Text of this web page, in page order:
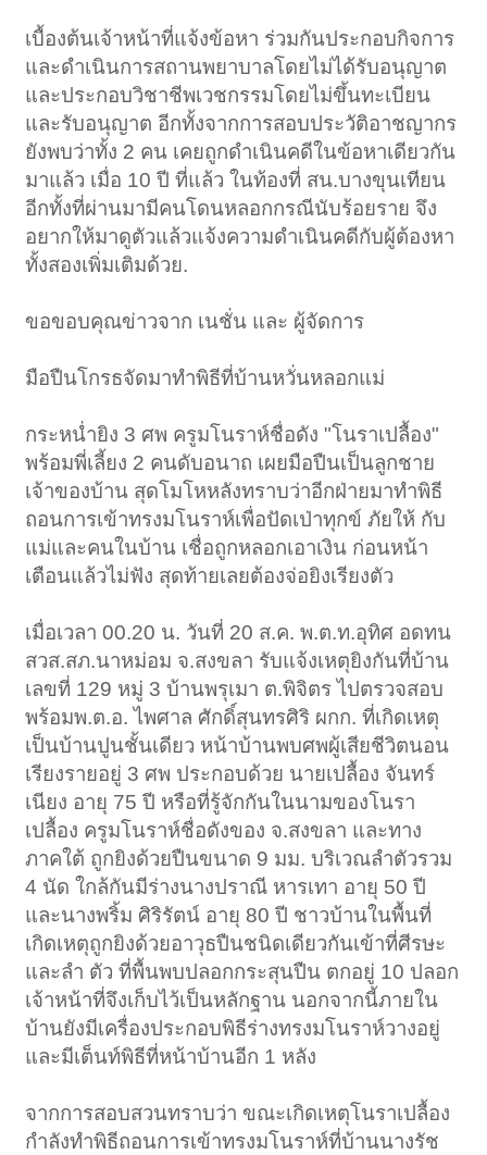
เบื้องต้นเจ้าหน้าที่แจ้งข้อหา ร่วมกันประกอบกิจการ
และดำเนินการสถานพยาบาลโดยไม่ได้รับอนุญาต
และประกอบวิชาชีพเวชกรรมโดยไม่ขึ้นทะเบียน
และรับอนุญาต อีกทั้งจากการสอบประวัติอาชญากร
ยังพบว่าทั้ง 2 คน เคยถูกดำเนินคดีในข้อหาเดียวกัน
มาแล้ว เมื่อ 10 ปี ที่แล้ว ในท้องที่ สน.บางขุนเทียน
อีกทั้งที่ผ่านมามีคนโดนหลอกกรณีนับร้อยราย จึง
อยากให้มาดูตัวแล้วแจ้งความดำเนินคดีกับผู้ต้องหา
ทั้งสองเพิ่มเติมด้วย.
ขอขอบคุณข่าวจาก เนชั่น และ ผู้จัดการ
มือปืนโกรธจัดมาทำพิธีที่บ้านหวั่นหลอกแม่
กระหน่ำยิง 3 ศพ ครูมโนราห์ชื่อดัง "โนราเปลื้อง"
พร้อมพี่เลี้ยง 2 คนดับอนาถ เผยมือปืนเป็นลูกชาย
เจ้าของบ้าน สุดโมโหหลังทราบว่าอีกฝ่ายมาทำพิธี
ถอนการเข้าทรงมโนราห์เพื่อปัดเป่าทุกข์ ภัยให้ กับ
แม่และคนในบ้าน เชื่อถูกหลอกเอาเงิน ก่อนหน้า
เตือนแล้วไม่ฟัง สุดท้ายเลยต้องจ่อยิงเรียงตัว
เมื่อเวลา 00.20 น. วันที่ 20 ส.ค. พ.ต.ท.อุทิศ อดทน
สวส.สภ.นาหม่อม จ.สงขลา รับแจ้งเหตุยิงกันที่บ้าน
เลขที่ 129 หมู่ 3 บ้านพรุเมา ต.พิจิตร ไปตรวจสอบ
พร้อมพ.ต.อ. ไพศาล ศักดิ์สุนทรศิริ ผกก. ที่เกิดเหตุ
เป็นบ้านปูนชั้นเดียว หน้าบ้านพบศพผู้เสียชีวิตนอน
เรียงรายอยู่ 3 ศพ ประกอบด้วย นายเปลื้อง จันทร์
เนียง อายุ 75 ปี หรือที่รู้จักกันในนามของโนรา
เปลื้อง ครูมโนราห์ชื่อดังของ จ.สงขลา และทาง
ภาคใต้ ถูกยิงด้วยปืนขนาด 9 มม. บริเวณลำตัวรวม
4 นัด ใกล้กันมีร่างนางปราณี หารเทา อายุ 50 ปี
และนางพริ้ม ศิริรัตน์ อายุ 80 ปี ชาวบ้านในพื้นที่
เกิดเหตุถูกยิงด้วยอาวุธปืนชนิดเดียวกันเข้าที่ศีรษะ
และลำ ตัว ที่พื้นพบปลอกกระสุนปืน ตกอยู่ 10 ปลอก
เจ้าหน้าที่จึงเก็บไว้เป็นหลักฐาน นอกจากนี้ภายใน
บ้านยังมีเครื่องประกอบพิธีร่างทรงมโนราห์วางอยู่
และมีเต็นท์พิธีที่หน้าบ้านอีก 1 หลัง
จากการสอบสวนทราบว่า ขณะเกิดเหตุโนราเปลื้อง
กำลังทำพิธีถอนการเข้าทรงมโนราห์ที่บ้านนางรัช